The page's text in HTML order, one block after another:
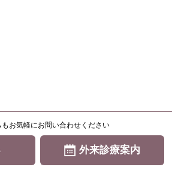
もお気軽にお問い合わせください
外来診療案内